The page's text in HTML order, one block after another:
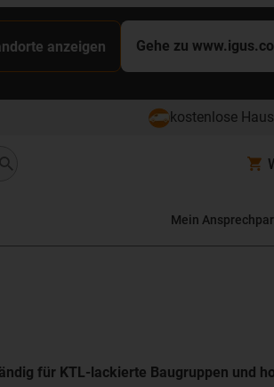
anzeigen Gehe zu
kostenlose
Mein
für KTL-lackierte Baugruppen und